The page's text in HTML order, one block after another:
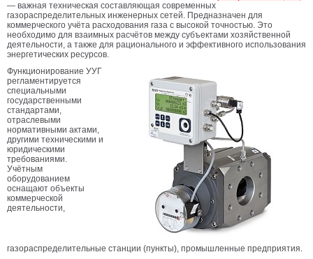
— важная техническая составляющая современных
газораспределительных инженерных сетей. Предназначен для
коммерческого учёта расходования газа с высокой точностью. Это
необходимо для взаимных расчётов между субъектами хозяйственной
деятельности, а также для рационального и эффективного использования
энергетических ресурсов.
Функционирование УУГ
регламентируется
специальными
государственными
стандартами,
отраслевыми
нормативными актами,
другими техническими и
юридическими
требованиями.
Учётным
оборудованием
оснащают объекты
коммерческой
деятельности,
газораспределительные станции (пункты), промышленные предприятия.